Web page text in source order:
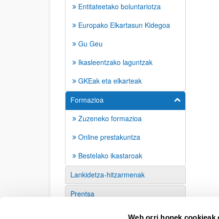
Web orri honek cookieak
Entitateetako boluntariotza
Europako Elkartasun Kidegoa
Gu Geu
Ikasleentzako laguntzak
GKEak eta elkarteak
Formazioa
Erakutsi/
Zuzeneko formazioa
Online prestakuntza
Bestelako ikastaroak
Lankidetza-hitzarmenak
Prentsa